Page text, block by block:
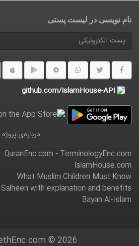
نام نویسی در ليست پستى
github.com/IslamHouse-API
درباره‌ى پروژه
QuranEnc.com - TerminologyEnc.com
IslamHouse.com
What Muslim Children Must Know
Salheen with explanation and benefits
Bayan Al-Islam
© 2026